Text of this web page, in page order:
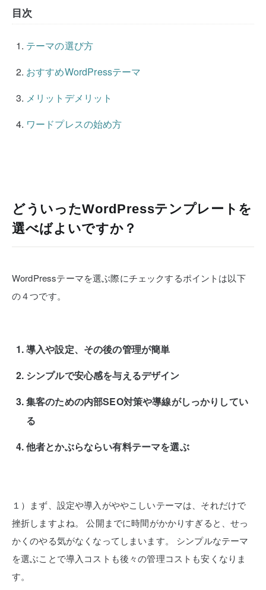
目次
テーマの選び方
おすすめWordPressテーマ
メリットデメリット
ワードプレスの始め方
どういったWordPressテンプレートを
選べばよいですか？
WordPressテーマを選ぶ際にチェックするポイントは以下
の４つです。
導入や設定、その後の管理が簡単
シンプルで安心感を与えるデザイン
集客のための内部SEO対策や導線がしっかりしてい
る
他者とかぶらならい有料テーマを選ぶ
１）まず、設定や導入がややこしいテーマは、それだけで
挫折しますよね。
公開までに時間がかかりすぎると、せっ
かくのやる気がなくなってしまいます。
シンプルなテーマ
を選ぶことで導入コストも後々の管理コストも安くなりま
す。